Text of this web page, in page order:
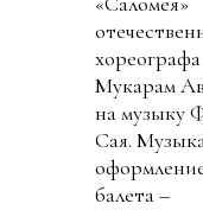
хореографа
Мукарам
на музыку
Сая.
балета –